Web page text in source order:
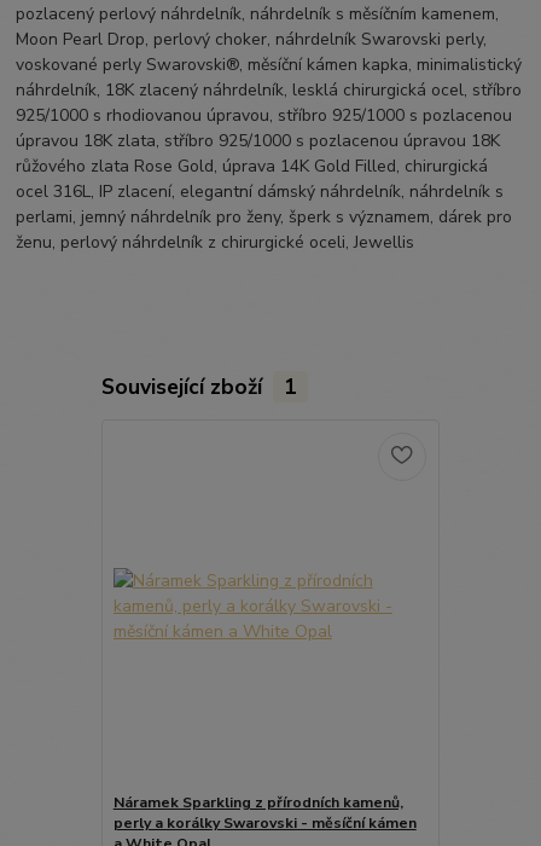
pozlacený perlový náhrdelník, náhrdelník s měsíčním kamenem,
Moon Pearl Drop, perlový choker, náhrdelník Swarovski perly,
voskované perly Swarovski®, měsíční kámen kapka, minimalistický
náhrdelník, 18K zlacený náhrdelník, lesklá chirurgická ocel, stříbro
925/1000 s rhodiovanou úpravou, stříbro 925/1000 s pozlacenou
úpravou 18K zlata, stříbro 925/1000 s pozlacenou úpravou 18K
růžového zlata Rose Gold, úprava 14K Gold Filled, chirurgická
ocel 316L, IP zlacení, elegantní dámský náhrdelník, náhrdelník s
perlami, jemný náhrdelník pro ženy, šperk s významem, dárek pro
ženu, perlový náhrdelník z chirurgické oceli, Jewellis
Související zboží 1
Náramek Sparkling z přírodních kamenů,
perly a korálky Swarovski - měsíční kámen